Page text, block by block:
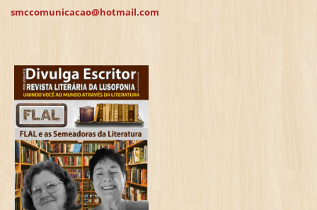
smccomunicacao@hotmail.com